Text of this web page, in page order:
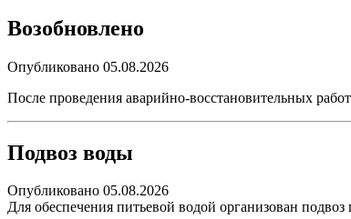
Возобновлено
Опубликовано 05.08.2026
После проведения аварийно-восстановительных работ
Подвоз воды
Опубликовано 05.08.2026
Для обеспечения питьевой водой организован